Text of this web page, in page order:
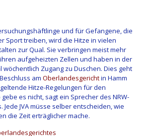
und für Gefangene, die
Sport treiben, wird die Hitze in vielen
zur Qual. Sie verbringen meist mehr
aufgeheizten Zellen und haben in der
wöchentlich Zugang zu Duschen. Dies geht
am Oberlandesgerichtin Hamm
Hitze-Regelungen für den
es nicht, sagt ein Sprecher des NRW-
Jede JVA müsse selber entscheiden, wie
die Zeit erträglicher mache.